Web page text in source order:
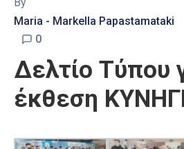
Maria - Markella Papastamataki
0
Δελτίο Τύπου
έκθεση